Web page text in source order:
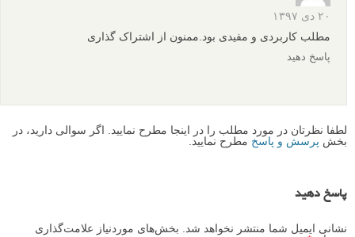
۲۰ دی ۱۳۹۷
مطلب کاربردی و مفیدی بود.ممنون از اشتراک گذاری
پاسخ دهید
لطفا نظرتان در مورد مطلب را در اینجا مطرح نمایید. اگر سوالی دارید، در
بخش پرسش و پاسخ مطرح نمایید.
پاسخ دهید
نشانی ایمیل شما منتشر نخواهد شد.
بخش‌های موردنیاز علامت‌گذاری